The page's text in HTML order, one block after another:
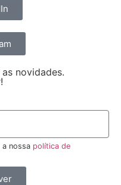
novidades.
nossa política de